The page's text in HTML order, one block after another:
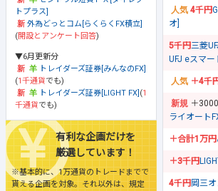
トプラス]
外為どっとコム[らくらくFX積立]
(開設とアンケート回答)
▼6月更新分
トレイダーズ証券[みんなのFX]
(1千通貨でも)
トレイダーズ証券[LIGHT FX] (1
千通貨でも)
有利な企画だけを
厳選しています！
※基本的に、1万通貨のトレードまでで
貰える企画を対象。それ以外は、規定
4千円
オ]
5千円三菱
UFJ eスマー
＋4千
＋
ライオート
＋合計1万円
＋3千円
4千円岡三